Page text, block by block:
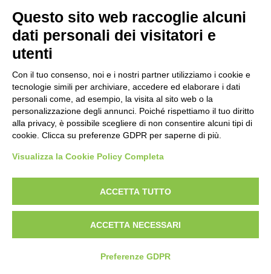
Università di Pisa. Dipartimento di Storia delle Arti , Pisa -
San Michele degli Scalzi - capitello
Scheda foto
Università di Pisa. Dipartimento di Storia delle Arti , Pisa -
San Michele degli Scalzi - capitello
diritto d’autore, legge 22 aprile 1941 n. 633. I diritti degli autori, degli artisti e
dei fotografi che hanno realizzato le opere e le immagini, degli enti e delle
istituzioni che ne sono proprietari, sono riservati. Si vieta quindi la
riproduzione con qualsiasi mezzo effettuata, anche per uso gratuito o
personale.
Questo sito web raccoglie alcuni
dati personali dei visitatori e
utenti
Con il tuo consenso, noi e i nostri partner utilizziamo i cookie e
tecnologie simili per archiviare, accedere ed elaborare i dati
personali come, ad esempio, la visita al sito web o la
personalizzazione degli annunci. Poiché rispettiamo il tuo diritto
alla privacy, è possibile scegliere di non consentire alcuni tipi di
cookie. Clicca su preferenze GDPR per saperne di più.
Visualizza la Cookie Policy Completa
ACCETTA TUTTO
ACCETTA NECESSARI
Preferenze GDPR